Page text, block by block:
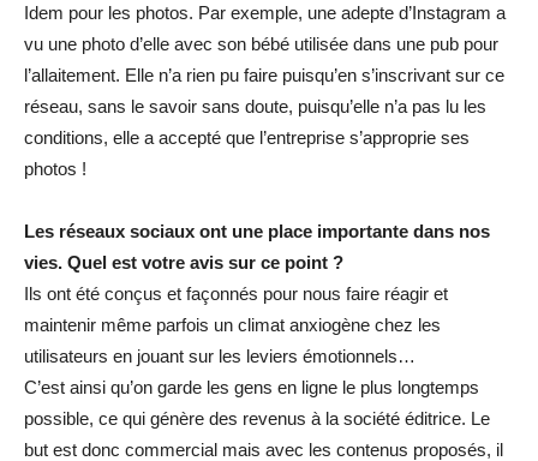
Idem pour les photos. Par exemple, une adepte d’Instagram a
vu une photo d’elle avec son bébé utilisée dans une pub pour
l’allaitement. Elle n’a rien pu faire puisqu’en s’inscrivant sur ce
réseau, sans le savoir sans doute, puisqu’elle n’a pas lu les
conditions, elle a accepté que l’entreprise s’approprie ses
photos !
Les réseaux sociaux ont une place importante dans nos
vies. Quel est votre avis sur ce point ?
Ils ont été conçus et façonnés pour nous faire réagir et
maintenir même parfois un climat anxiogène chez les
utilisateurs en jouant sur les leviers émotionnels…
C’est ainsi qu’on garde les gens en ligne le plus longtemps
possible, ce qui génère des revenus à la société éditrice. Le
but est donc commercial mais avec les contenus proposés, il